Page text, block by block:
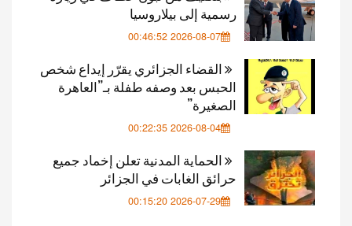
رسمية إلى بيلاروسيا
2026-08-07 00:46:52
القضاء الجزائري يقرّر إيداع شخص
الحبس بعد وصفه طفلة بـ”العاهرة
الصغيرة”
2026-08-04 00:22:35
الحماية المدنية تعلن إخماد جميع
حرائق الغابات في الجزائر
2026-07-29 00:15:20